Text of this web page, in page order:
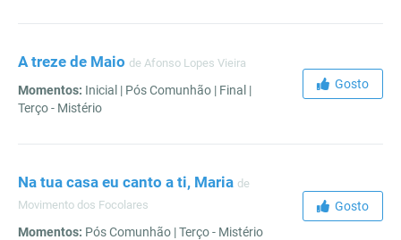
A treze de Maio de Afonso Lopes Vieira
Momentos: Inicial | Pós Comunhão | Final |
Terço - Mistério
Gosto
Na tua casa eu canto a ti, Maria de
Movimento dos Focolares
Momentos: Pós Comunhão | Terço - Mistério
Gosto